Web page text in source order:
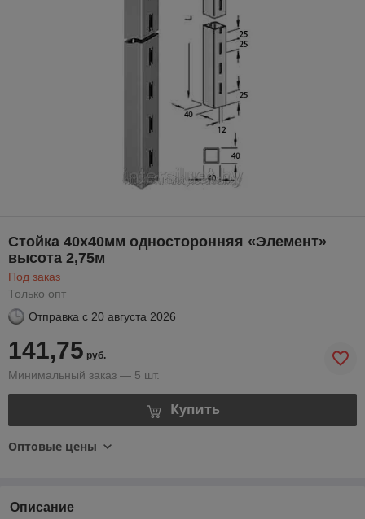
Стойка 40х40мм односторонняя «Элемент»
высота 2,75м
Под заказ
Только опт
Отправка с 20 августа 2026
141,75 руб.
Минимальный заказ — 5 шт.
Купить
Оптовые цены
Описание